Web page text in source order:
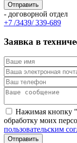
- договорной отдел
+7 /3439/ 339-689
Заявка в
Нажимая кнопку
обработку моих
пользовательским